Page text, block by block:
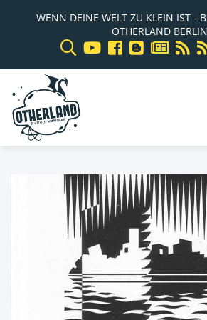
WENN DEINE WELT ZU KLEIN IST -
OTHERLAND BERLIN